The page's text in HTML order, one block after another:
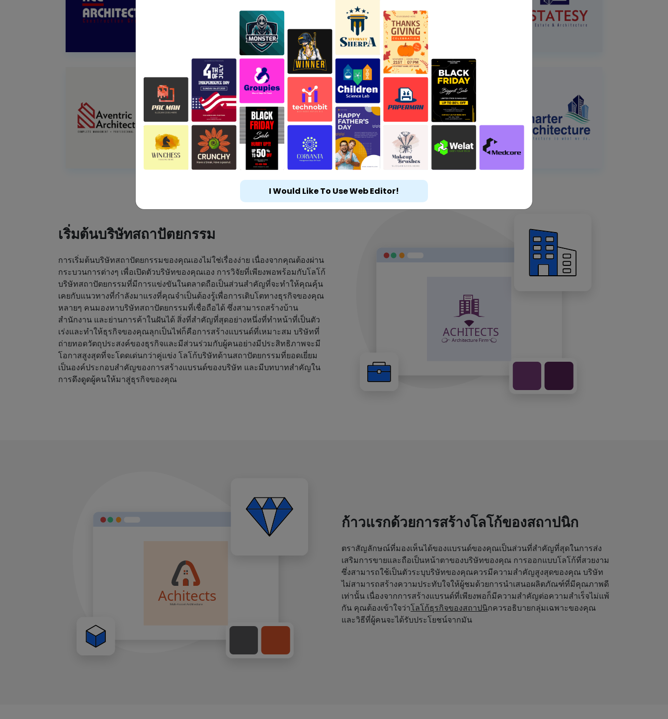
เริ่มต้นบริษัทสถาปัตยกรรม
การเริ่มต้นบริษัทสถาปัตยกรรมของคุณเองไม่ใช่เรื่องง่าย เนื่องจากคุณต้องผ่าน
กระบวนการต่างๆ เพื่อเปิดตัวบริษัทของคุณเอง การวิจัยที่เพียงพอพร้อมกับโลโก้
บริษัทสถาปัตยกรรมที่มีการแข่งขันในตลาดถือเป็นส่วนสำคัญที่จะทำให้คุณคุ้น
เคยกับแนวทางที่กำลังมาแรงที่คุณจำเป็นต้องรู้เพื่อการเติบโตทางธุรกิจของคุณ
หลายๆ คนมองหาบริษัทสถาปัตยกรรมที่เชื่อถือได้ ซึ่งสามารถสร้างบ้าน
สำนักงาน และย่านการค้าในฝันได้ สิ่งที่สำคัญที่สุดอย่างหนึ่งที่ทำหน้าที่เป็นตัว
เร่งและทำให้ธุรกิจของคุณลุกเป็นไฟก็คือการสร้างแบรนด์ที่เหมาะสม บริษัทที่
ถ่ายทอดวัตถุประสงค์ของธุรกิจและมีส่วนร่วมกับผู้คนอย่างมีประสิทธิภาพจะมี
โอกาสสูงสุดที่จะโดดเด่นกว่าคู่แข่ง โลโก้บริษัทด้านสถาปัตยกรรมที่ยอดเยี่ยม
เป็นองค์ประกอบสำคัญของการสร้างแบรนด์ของบริษัท และมีบทบาทสำคัญใน
การดึงดูดผู้คนให้มาสู่ธุรกิจของคุณ
ก้าวแรกด้วยการสร้างโลโก้ของสถาปนิก
ตราสัญลักษณ์ที่มองเห็นได้ของแบรนด์ของคุณเป็นส่วนที่สำคัญที่สุดในการส่ง
เสริมการขายและถือเป็นหน้าตาของบริษัทของคุณ การออกแบบโลโก้ที่สวยงาม
ซึ่งสามารถใช้เป็นตัวระบุบริษัทของคุณควรมีความสำคัญสูงสุดของคุณ บริษัท
ไม่สามารถสร้างความประทับใจให้ผู้ชมด้วยการนำเสนอผลิตภัณฑ์ที่มีคุณภาพดี
เท่านั้น เนื่องจากการสร้างแบรนด์ที่เพียงพอก็มีความสำคัญต่อความสำเร็จไม่แพ้
กัน คุณต้องเข้าใจว่าโลโก้ธุรกิจของสถาปนิกควรอธิบายกลุ่มเฉพาะของคุณ
และวิธีที่ผู้คนจะได้รับประโยชน์จากมัน
I Would Like To Use Web Editor!